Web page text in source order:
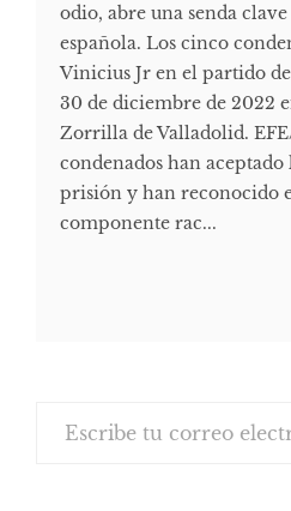
odio, abre una senda
española. Los cinco
Vinicius Jr en el partido
30 de diciembre de 2022
Zorrilla de Valladolid.
condenados han
prisión y han reconocido
componente rac...